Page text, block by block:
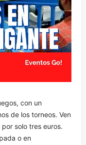
con un
de los torneos. Ven
solo tres euros.
o en